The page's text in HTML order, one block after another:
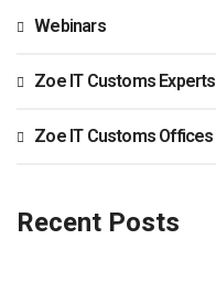
Webinars
Zoe IT Customs Experts
Zoe IT Customs Offices
Recent Posts